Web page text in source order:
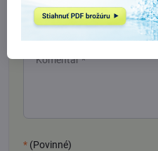
* (Povinné)